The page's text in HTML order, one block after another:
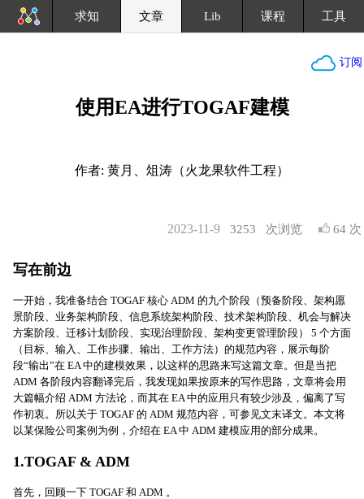
求知 文章 Lib 课程 工具
订阅
使用EA进行TOGAF建模
作者: 黄月、俎涛（火龙果软件工程）
3253 次浏览 64 次
2023-11-9
写在前边
一开始，我准备结合 TOGAF 核心 ADM 的九个阶段（预备阶段、架构愿
景阶段、业务架构阶段、信息系统架构阶段、技术架构阶段、机会与解决
方案阶段、迁移计划阶段、实现治理阶段、架构变更管理阶段） 5 个方面
（目标、输入、工作步骤、输出、工作方法）的规范内容，展示每阶
段“输出”在 EA 中的建模效果，以这样的思路来写这篇文章。但是当把
ADM 各阶段内容翻译完后，我发现如果按原来的写作思路，文章将会用
大篇幅介绍 ADM 方法论，而其在 EA 中的应用只有较少涉及，偏离了写
作初衷。所以关于 TOGAF 的 ADM 规范内容，可参见文末译文。本文将
以某保险公司案例为例，介绍在 EA 中 ADM 建模应用的部分成果。
1.TOGAF & ADM
首先，回顾一下 TOGAF 和 ADM 。